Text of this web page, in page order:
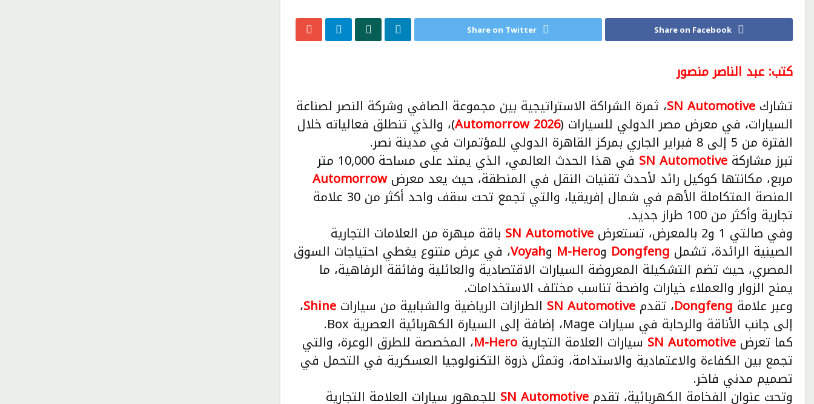
Share on Facebook
Share on Twitter
كتب: عبد الناصر منصور
تشارك
، ثمرة الشراكة الاستراتيجية بين مجموعة الصافي وشركة النصر لصناعة
السيارات، في معرض مصر الدولي للسيارات (Automorrow 2026)، والذي تنطلق فعالياته خلال
الفترة من 5 إلى 8 فبراير الجاري بمركز القاهرة الدولي للمؤتمرات في مدينة نصر.
تبرز مشاركة SN Automotive في هذا الحدث العالمي، الذي يمتد على مساحة 10,000 متر
مربع، مكانتها كوكيل رائد لأحدث تقنيات النقل في المنطقة، حيث يعد معرضAutomorrow
المنصة المتكاملة الأهم في شمال إفريقيا، والتي تجمع تحت سقف واحد أكثر من 30 علامة
تجارية وأكثر من 100 طراز جديد.
وفي صالتي 1 و2 بالمعرض، تستعرض SN Automotive باقة مبهرة من العلامات التجارية
الصينية الرائدة، تشمل Dongfeng وM-Hero وVoyah، في عرض متنوع يغطي احتياجات السوق
المصري، حيث تضم التشكيلة المعروضة السيارات الاقتصادية والعائلية وفائقة الرفاهية، ما
يمنح الزوار والعملاء خيارات واضحة تناسب مختلف الاستخدامات.
وعبر علامة Dongfeng، تقدم SN Automotive الطرازات الرياضية والشبابية من سيارات Shine،
إلى جانب الأناقة والرحابة في سيارات Mage، إضافة إلى السيارة الكهربائية العصرية Box.
كما تعرض SN Automotive سيارات العلامة التجارية M-Hero، المخصصة للطرق الوعرة، والتي
تجمع بين الكفاءة والاعتمادية والاستدامة، وتمثل ذروة التكنولوجيا العسكرية في التحمل في
تصميم مدني فاخر.
وتحت عنوان الفخامة الكهربائية، تقدم للجمهور سيارات العلامة التجارية